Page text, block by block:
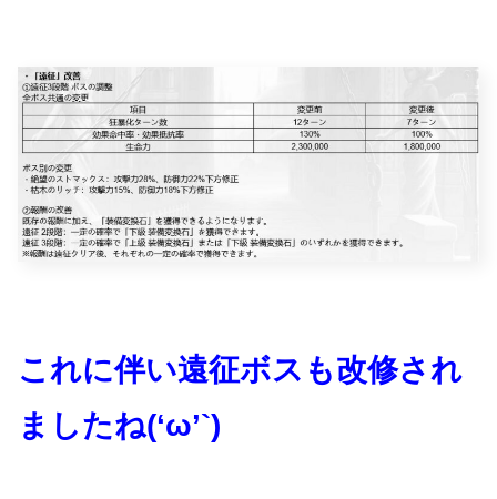
これに伴い遠征ボスも改修され
ましたね(‘ω’`)